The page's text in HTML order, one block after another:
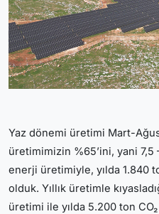
Yaz dönemi üretimi Mart-
üretimimizin %65’ini, yani 7,5
enerji üretimiyle, yılda 1.840
olduk. Yıllık üretimle
üretimi ile yılda 5.200 ton CO₂